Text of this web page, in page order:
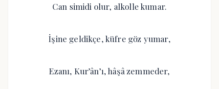
Can simidi olur, alkolle kumar.
İşine geldikçe, küfre göz yumar,
Ezanı, Kur’ân’ı, hâşâ zemmeder,